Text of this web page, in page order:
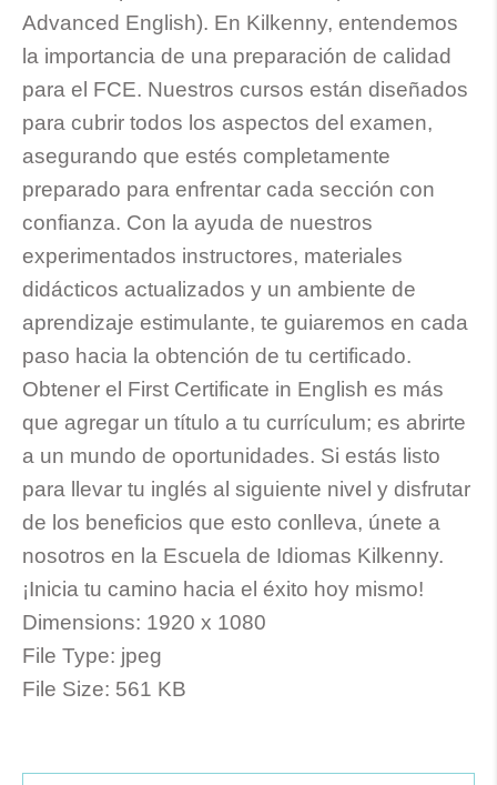
Advanced English). En Kilkenny, entendemos
la importancia de una preparación de calidad
para el FCE. Nuestros cursos están diseñados
para cubrir todos los aspectos del examen,
asegurando que estés completamente
preparado para enfrentar cada sección con
confianza. Con la ayuda de nuestros
experimentados instructores, materiales
didácticos actualizados y un ambiente de
aprendizaje estimulante, te guiaremos en cada
paso hacia la obtención de tu certificado.
Obtener el First Certificate in English es más
que agregar un título a tu currículum; es abrirte
a un mundo de oportunidades. Si estás listo
para llevar tu inglés al siguiente nivel y disfrutar
de los beneficios que esto conlleva, únete a
nosotros en la Escuela de Idiomas Kilkenny.
¡Inicia tu camino hacia el éxito hoy mismo!
Dimensions: 1920 x 1080
File Type: jpeg
File Size: 561 KB